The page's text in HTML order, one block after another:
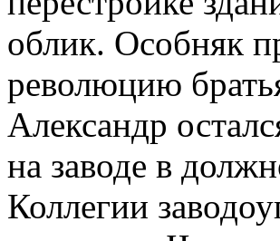
облик. Особняк
революцию
Александр
на заводе в
Коллегии